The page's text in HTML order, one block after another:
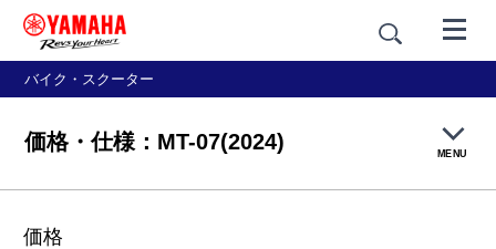
バイク・スクーター
価格・仕様：MT-07(2024) MENU
価格